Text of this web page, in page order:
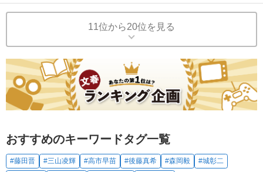
11位から20位を見る
おすすめのキーワードタグ一覧
#藤田晋 #三山凌輝 #高市早苗 #後藤真希 #森岡毅
#城彰二